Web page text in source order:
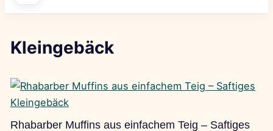
Kleingebäck
Rhabarber Muffins aus einfachem Teig – Saftiges